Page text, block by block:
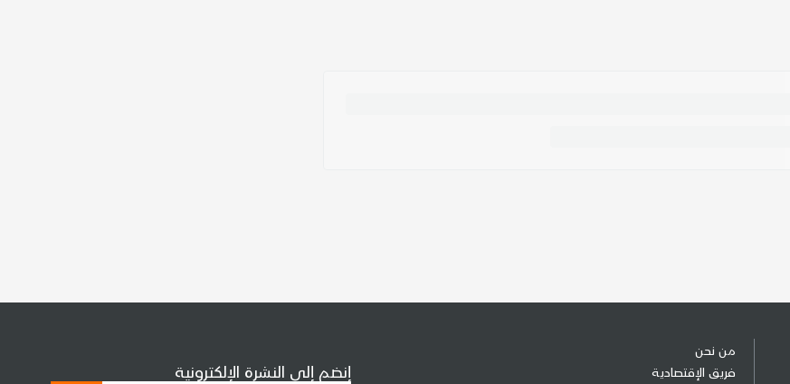
من نحن
فريق الإقتصادية
إنضم إلى النشرة الإلكترونية